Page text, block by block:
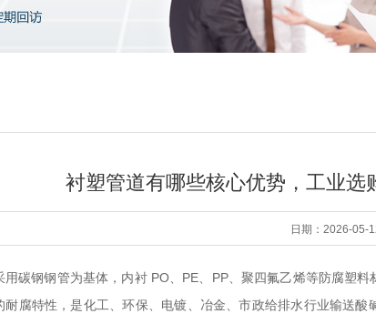
衬塑管道有哪些核心优势，工业选
日期：2026-05-
用碳钢钢管为基体，内衬 PO、PE、PP、聚四氟乙烯等防腐塑
耐腐特性，是化工、环保、电镀、冶金、市政给排水行业输送